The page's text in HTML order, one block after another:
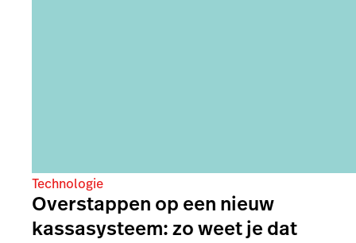
Technologie
Overstappen op een nieuw
kassasysteem: zo weet je dat